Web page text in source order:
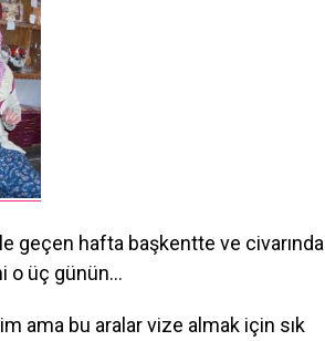
geçen hafta başkentte ve civarında
o üç günün…
ama bu aralar vize almak için sık